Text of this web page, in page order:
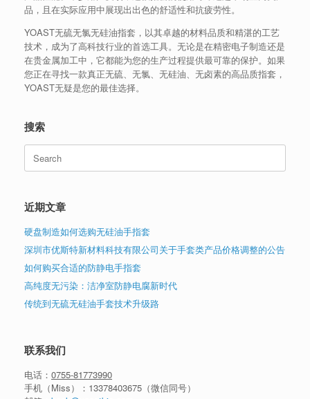
品，且在实际应用中展现出出色的舒适性和抗疲劳性。
YOAST无硫无氯无硅油指套，以其卓越的材料品质和精湛的工艺
技术，成为了高科技行业的首选工具。无论是在精密电子制造还是
在贵金属加工中，它都能为您的生产过程提供最可靠的保护。如果
您正在寻找一款真正无硫、无氯、无硅油、无卤素的高品质指套，
YOAST无疑是您的最佳选择。
搜索
for:
近期文章
硬盘制造如何选购无硅油手指套
深圳市优斯特新材料科技有限公司关于手套类产品价格调整的公告
如何购买合适的防静电手指套
高纯度无污染：洁净室防静电腐新时代
传统到无硫无硅油手套技术升级路
联系我们
电话： 0755-81773990
手机（Miss）： 13378403675 （微信同号）